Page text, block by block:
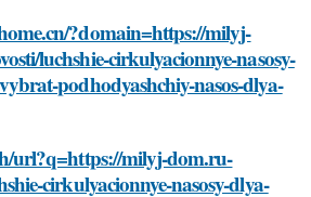
?domain=https://milyj-
luchshie-cirkulyacionnye-nasosy-
podhodyashchiy-nasos-dlya-
url?q=https://milyj-dom.ru-
cirkulyacionnye-nasosy-dlya-